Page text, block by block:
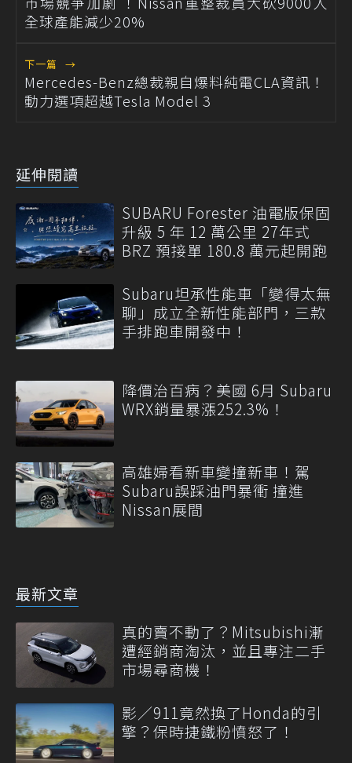
全球產能減少20%
下一篇 →
Mercedes-Benz總裁親自爆料純電CLA資訊！
動力選項超越Tesla Model 3
延伸閱讀
SUBARU Forester 油電版保固
升級 5 年 12 萬公里 27年式
BRZ 預接單 180.8 萬元起開跑
Subaru坦承性能車「變得太無
聊」成立全新性能部門，三款
手排跑車開發中！
降價治百病？美國 6月 Subaru
WRX銷量暴漲252.3%！
高雄婦看新車變撞新車！駕
Subaru誤踩油門暴衝 撞進
Nissan展間
最新文章
真的賣不動了？Mitsubishi漸
遭經銷商淘汰，並且專注二手
市場尋商機！
影／911竟然換了Honda的引
擎？保時捷鐵粉憤怒了！